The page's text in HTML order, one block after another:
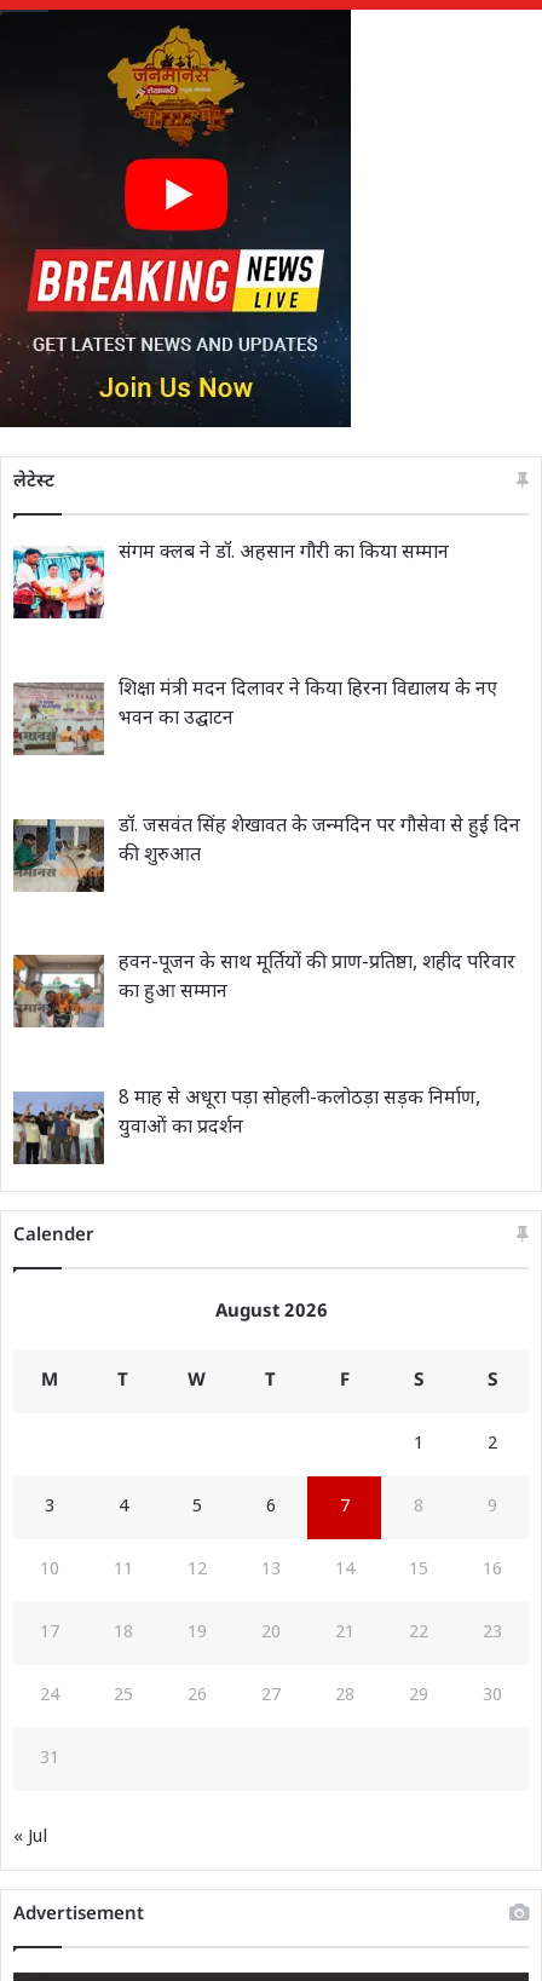
लेटेस्ट
संगम क्लब ने डॉ. अहसान गौरी का किया सम्मान
शिक्षा मंत्री मदन दिलावर ने किया हिरना विद्यालय के नए
भवन का उद्घाटन
डॉ. जसवंत सिंह शेखावत के जन्मदिन पर गौसेवा से हुई दिन
की शुरुआत
हवन-पूजन के साथ मूर्तियों की प्राण-प्रतिष्ठा, शहीद परिवार
का हुआ सम्मान
8 माह से अधूरा पड़ा सोहली-कलोठड़ा सड़क निर्माण,
युवाओं का प्रदर्शन
Calender
August 2026
M T W T F S S
1 2
3 4 5 6 7 8 9
10 11 12 13 14 15 16
17 18 19 20 21 22 23
24 25 26 27 28 29 30
31
« Jul
Advertisement